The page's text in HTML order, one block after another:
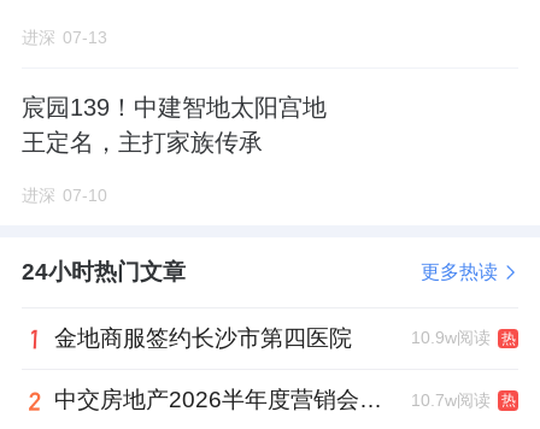
建筑集中在三个沿街面，北面打造央
一条健身步道串起景轴，中间留出大量
朝阳宝藏地块
项目地处东北三环，10号线与17号线双轨交
进深 07-13
宸园139！中建智地太阳宫地
王定名，主打家族传承
进深 07-10
24小时热门文章 更多热读
金地商服签约长沙市第四医院 10.9w阅读 热
中交房地产2026半年度营销会，绿城祝军现身了 10.7w阅读 热